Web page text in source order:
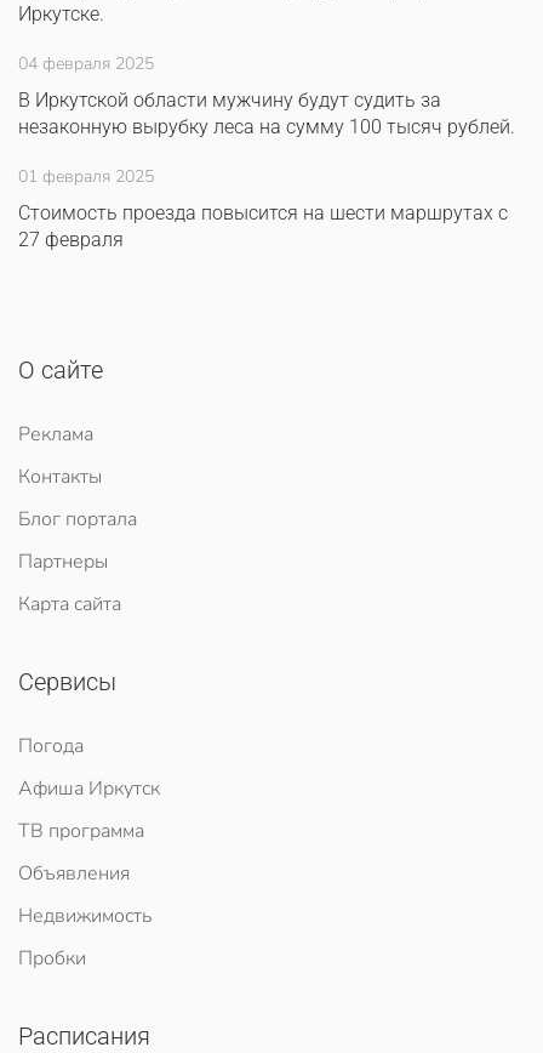
Иркутске.
04 февраля 2025
В Иркутской области мужчину будут судить за
незаконную вырубку леса на сумму 100 тысяч рублей.
01 февраля 2025
Стоимость проезда повысится на шести маршрутах с
27 февраля
О сайте
Реклама
Контакты
Блог портала
Партнеры
Карта сайта
Сервисы
Погода
Афиша Иркутск
ТВ программа
Объявления
Недвижимость
Пробки
Расписания